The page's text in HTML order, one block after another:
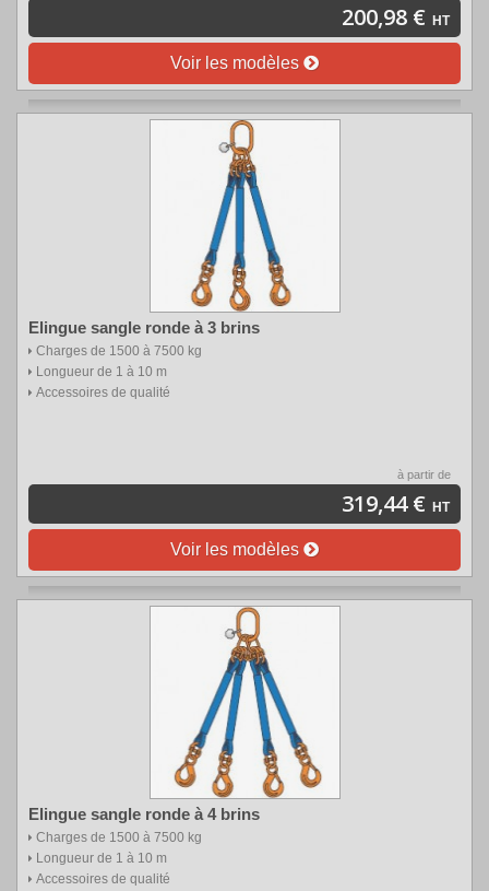
200,98 € HT
Voir les modèles
Elingue sangle ronde à 3 brins
Charges de 1500 à 7500 kg
Longueur de 1 à 10 m
Accessoires de qualité
à partir de
319,44 € HT
Voir les modèles
Elingue sangle ronde à 4 brins
Charges de 1500 à 7500 kg
Longueur de 1 à 10 m
Accessoires de qualité